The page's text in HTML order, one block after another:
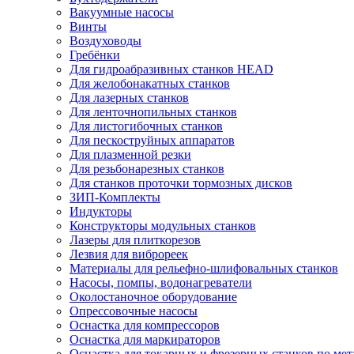
Вакуумные насосы
Винты
Воздуховоды
Гребёнки
Для гидроабразивных станков HEAD
Для желобонакатных станков
Для лазерных станков
Для ленточнопильных станков
Для листогибочных станков
Для пескоструйных аппаратов
Для плазменной резки
Для резьбонарезных станков
Для станков проточки тормозных дисков
ЗИП-Комплекты
Индукторы
Конструкторы модульных станков
Лазеры для плиткорезов
Лезвия для виброреек
Материалы для рельефно-шлифовальных станков
Насосы, помпы, водонагреватели
Околостаночное оборудование
Опрессовочные насосы
Оснастка для компрессоров
Оснастка для маркираторов